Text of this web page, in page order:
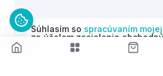
Súhlasím so spracúvaním
za účelom zasielania
(newsletterov) v súlade s čl. 6
Nariadenia GDPR. Svoj súhlas